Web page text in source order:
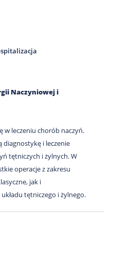
Naczyniowej i
w leczeniu chorób naczyń.
diagnostykę i leczenie
tętniczych i żylnych. W
operacje z zakresu
jak i
tętniczego i żylnego.